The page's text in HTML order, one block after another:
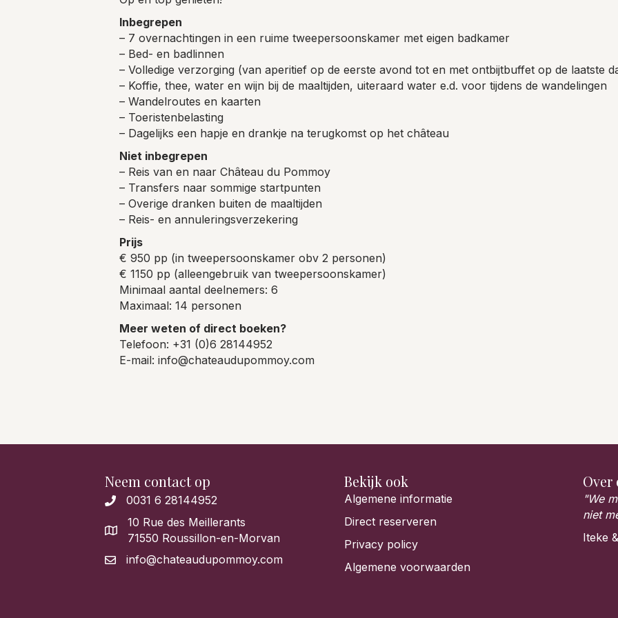
Inbegrepen
– 7 overnachtingen in een ruime tweepersoonskamer met eigen badkamer
– Bed- en badlinnen
– Volledige verzorging (van aperitief op de eerste avond tot en met ontbijtbuffet op de laatste
– Koffie, thee, water en wijn bij de maaltijden, uiteraard water e.d. voor tijdens de wandelingen
– Wandelroutes en kaarten
– Toeristenbelasting
– Dagelijks een hapje en drankje na terugkomst op het château
Niet inbegrepen
– Reis van en naar Château du Pommoy
– Transfers naar sommige startpunten
– Overige dranken buiten de maaltijden
– Reis- en annuleringsverzekering
Prijs
€ 950 pp (in tweepersoonskamer obv 2 personen)
€ 1150 pp (alleengebruik van tweepersoonskamer)
Minimaal aantal deelnemers: 6
Maximaal: 14 personen
Meer weten of direct boeken?
Telefoon: +31 (0)6 28144952
E-mail: info@chateaudupommoy.com
Neem contact op
0031 6 28144952
10 Rue des Meillerants
71550 Roussillon-en-Morvan
info@chateaudupommoy.com
Bekijk ook
Algemene informatie
Direct reserveren
Privacy policy
Algemene voorwaarden
Over
"We
niet
Iteke